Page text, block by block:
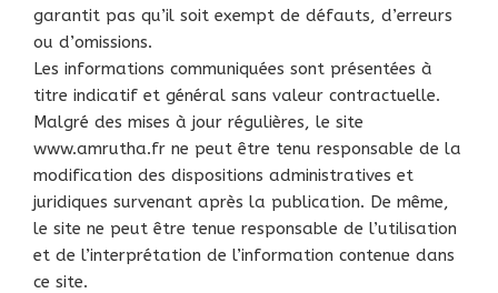
garantit pas qu’il soit exempt de défauts, d’erreurs
ou d’omissions.
Les informations communiquées sont présentées à
titre indicatif et général sans valeur contractuelle.
Malgré des mises à jour régulières, le site
www.amrutha.fr ne peut être tenu responsable de la
modification des dispositions administratives et
juridiques survenant après la publication. De même,
le site ne peut être tenue responsable de l’utilisation
et de l’interprétation de l’information contenue dans
ce site.